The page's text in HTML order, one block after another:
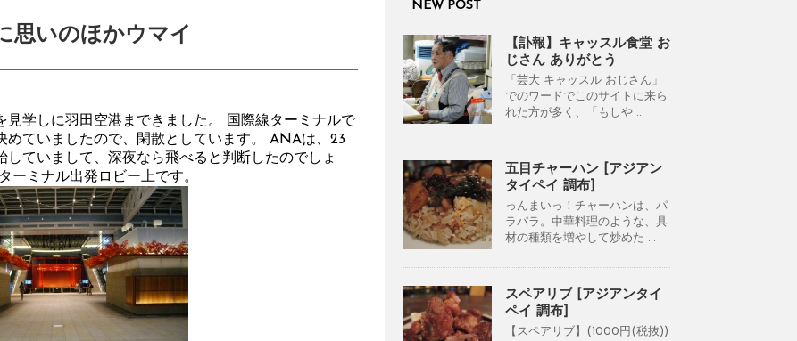
思いのほかウマイ
学しに羽田空港まできました。 国際線ターミナルで
めていましたので、閑散としています。 ANAは、23
ていまして、深夜なら飛べると判断したのでしょ
ーミナル出発ロビー上です。
NEW POST
【訃報】キャッスル食堂 お
じさん ありがとう
「芸大 キャッスル おじさん」
でのワードでこのサイトに来ら
れた方が多く、「もしや ...
五目チャーハン [アジアン
タイペイ 調布]
っんまいっ！チャーハンは、パ
ラパラ。中華料理のような、具
材の種類を増やして炒めた ...
スペアリブ [アジアンタイ
ペイ 調布]
【スペアリブ】(1000円(税抜))